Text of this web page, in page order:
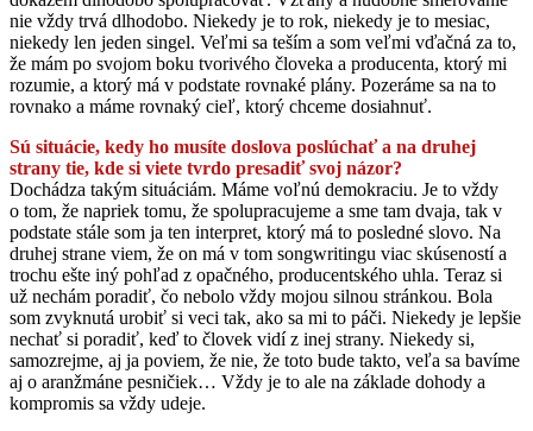
nie vždy trvá dlhodobo. Niekedy je to rok, niekedy je to mesiac,
niekedy len jeden singel. Veľmi sa teším a som veľmi vďačná za to,
že mám po svojom boku tvorivého človeka a producenta, ktorý mi
rozumie, a ktorý má v podstate rovnaké plány. Pozeráme sa na to
rovnako a máme rovnaký cieľ, ktorý chceme dosiahnuť.
Sú situácie, kedy ho musíte doslova poslúchať a na druhej
strany tie, kde si viete tvrdo presadiť svoj názor?
Dochádza takým situáciám. Máme voľnú demokraciu. Je to vždy
o tom, že napriek tomu, že spolupracujeme a sme tam dvaja, tak v
podstate stále som ja ten interpret, ktorý má to posledné slovo. Na
druhej strane viem, že on má v tom songwritingu viac skúseností a
trochu ešte iný pohľad z opačného, producentského uhla. Teraz si
už nechám poradiť, čo nebolo vždy mojou silnou stránkou. Bola
som zvyknutá urobiť si veci tak, ako sa mi to páči. Niekedy je lepšie
nechať si poradiť, keď to človek vidí z inej strany. Niekedy si,
samozrejme, aj ja poviem, že nie, že toto bude takto, veľa sa bavíme
aj o aranžmáne pesničiek… Vždy je to ale na základe dohody a
kompromis sa vždy udeje.